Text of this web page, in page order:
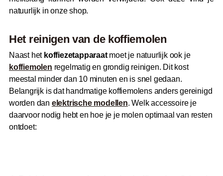
natuurlijk in onze shop.
Het reinigen van de koffiemolen
Naast het koffiezetapparaatmoet je natuurlijk ook je
koffiemolen regelmatig en grondig reinigen. Dit kost
meestal minder dan 10 minuten en is snel gedaan.
Belangrijk is dat handmatige koffiemolens anders gereinigd
worden dan elektrische modellen. Welk accessoire je
daarvoor nodig hebt en hoe je je molen optimaal van resten
ontdoet: